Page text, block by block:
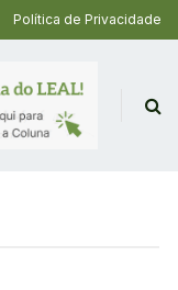
Política de Privacidade